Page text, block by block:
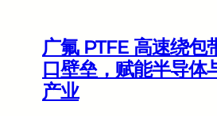
广氟 PTFE 高速绕包
口壁垒，赋能半导体
产业